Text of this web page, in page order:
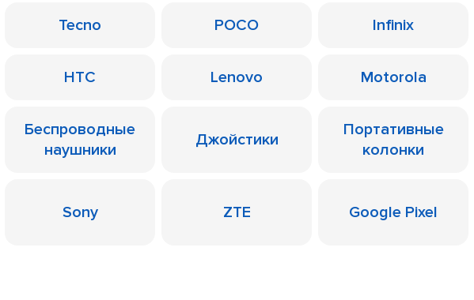
Tecno POCO Infinix
HTC Lenovo Motorola
Беспроводные
наушники
Джойстики
Портативные
колонки
Sony ZTE Google Pixel